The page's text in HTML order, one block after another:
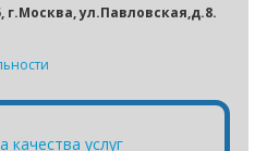
г.Москва, ул.Павловская,д.8.
качества услуг